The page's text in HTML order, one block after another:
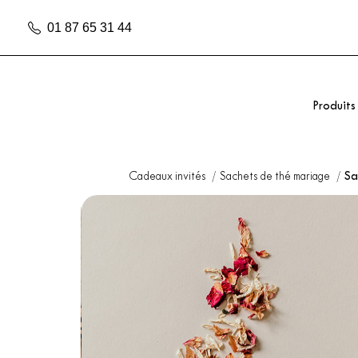
01 87 65 31 44
Produits
Cadeaux invités Sachets de thé mariage